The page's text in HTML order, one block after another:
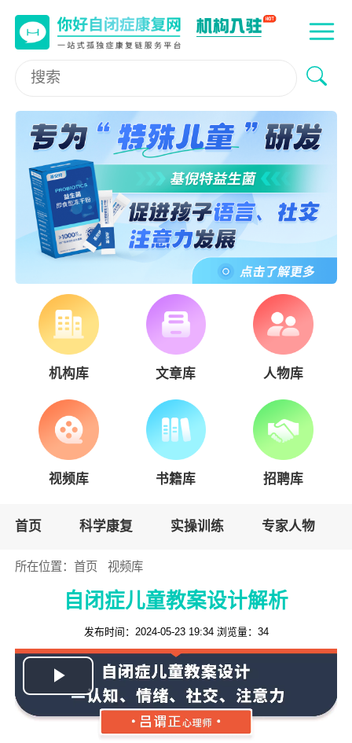
机构库 文章库 人物库
视频库 书籍库 招聘库
首页 科学康复 实操训练 专家人物
所在位置：首页 视频库
自闭症儿童教案设计解析
发布时间：2024-05-23 19:34浏览量： 34
Play
Video